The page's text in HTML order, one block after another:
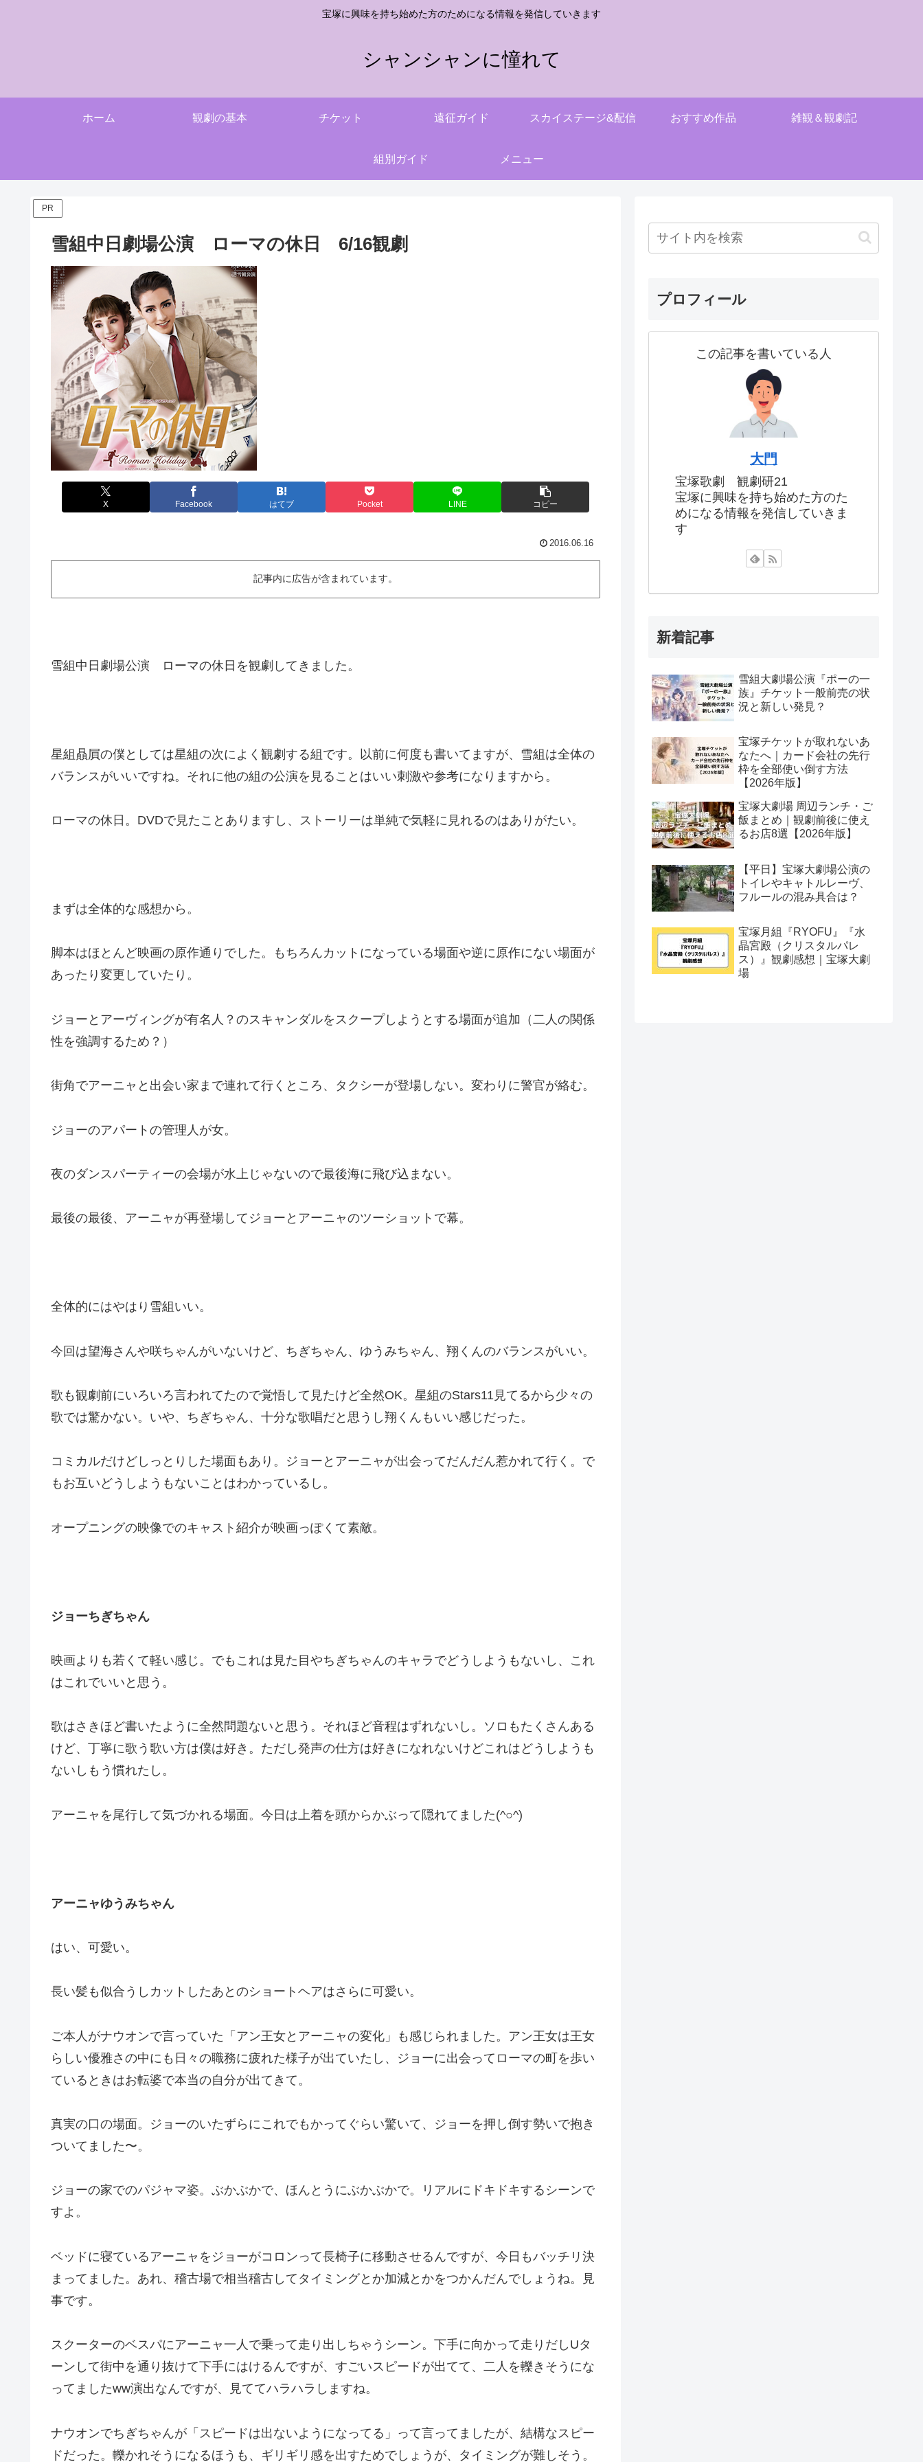
宝塚に興味を持ち始めた方のためになる情報を発信していきます
シャンシャンに憧れて
ホーム 観劇の基本 チケット 遠征ガイド スカイステージ&配信 おすすめ作品 雑観＆観劇記
組別ガイド メニュー
PR
雪組中日劇場公演 ローマの休日 6/16観劇
X Facebook はてブ Pocket LINE コピー
2016.06.16
記事内に広告が含まれています。
雪組中日劇場公演 ローマの休日を観劇してきました。
星組贔屓の僕としては星組の次によく観劇する組です。以前に何度も書いてますが、雪組は全体の
バランスがいいですね。それに他の組の公演を見ることはいい刺激や参考になりますから。
ローマの休日。DVDで見たことありますし、ストーリーは単純で気軽に見れるのはありがたい。
まずは全体的な感想から。
脚本はほとんど映画の原作通りでした。もちろんカットになっている場面や逆に原作にない場面が
あったり変更していたり。
ジョーとアーヴィングが有名人？のスキャンダルをスクープしようとする場面が追加（二人の関係
性を強調するため？）
街角でアーニャと出会い家まで連れて行くところ、タクシーが登場しない。変わりに警官が絡む。
ジョーのアパートの管理人が女。
夜のダンスパーティーの会場が水上じゃないので最後海に飛び込まない。
最後の最後、アーニャが再登場してジョーとアーニャのツーショットで幕。
全体的にはやはり雪組いい。
今回は望海さんや咲ちゃんがいないけど、ちぎちゃん、ゆうみちゃん、翔くんのバランスがいい。
歌も観劇前にいろいろ言われてたので覚悟して見たけど全然OK。星組のStars11見てるから少々の
歌では驚かない。いや、ちぎちゃん、十分な歌唱だと思うし翔くんもいい感じだった。
コミカルだけどしっとりした場面もあり。ジョーとアーニャが出会ってだんだん惹かれて行く。で
もお互いどうしようもないことはわかっているし。
オープニングの映像でのキャスト紹介が映画っぽくて素敵。
ジョーちぎちゃん
映画よりも若くて軽い感じ。でもこれは見た目やちぎちゃんのキャラでどうしようもないし、これ
はこれでいいと思う。
歌はさきほど書いたように全然問題ないと思う。それほど音程はずれないし。ソロもたくさんある
けど、丁寧に歌う歌い方は僕は好き。ただし発声の仕方は好きになれないけどこれはどうしようも
ないしもう慣れたし。
アーニャを尾行して気づかれる場面。今日は上着を頭からかぶって隠れてました(^○^)
アーニャゆうみちゃん
はい、可愛い。
長い髪も似合うしカットしたあとのショートヘアはさらに可愛い。
ご本人がナウオンで言っていた「アン王女とアーニャの変化」も感じられました。アン王女は王女
らしい優雅さの中にも日々の職務に疲れた様子が出ていたし、ジョーに出会ってローマの町を歩い
ているときはお転婆で本当の自分が出てきて。
真実の口の場面。ジョーのいたずらにこれでもかってぐらい驚いて、ジョーを押し倒す勢いで抱き
ついてました〜。
ジョーの家でのパジャマ姿。ぶかぶかで、ほんとうにぶかぶかで。リアルにドキドキするシーンで
すよ。
ベッドに寝ているアーニャをジョーがコロンって長椅子に移動させるんですが、今日もバッチリ決
まってました。あれ、稽古場で相当稽古してタイミングとか加減とかをつかんだんでしょうね。見
事です。
スクーターのベスパにアーニャ一人で乗って走り出しちゃうシーン。下手に向かって走りだしUタ
ーンして街中を通り抜けて下手にはけるんですが、すごいスピードが出てて、二人を轢きそうにな
ってましたww演出なんですが、見ててハラハラしますね。
ナウオンでちぎちゃんが「スピードは出ないようになってる」って言ってましたが、結構なスピー
ドだった。轢かれそうになるほうも、ギリギリ感を出すためでしょうが、タイミングが難しそう。
プロフィール
この記事を書いている人
大門
宝塚歌劇 観劇研21
宝塚に興味を持ち始めた方のた
めになる情報を発信していきま
す
新着記事
雪組大劇場公演『ポーの一
族』チケット一般前売の状
況と新しい発見？
宝塚チケットが取れないあ
なたへ｜カード会社の先行
枠を全部使い倒す方法
【2026年版】
宝塚大劇場 周辺ランチ・ご
飯まとめ｜観劇前後に使え
るお店8選【2026年版】
【平日】宝塚大劇場公演の
トイレやキャトルレーヴ、
フルールの混み具合は？
宝塚月組『RYOFU』『水
晶宮殿（クリスタルパレ
ス）』観劇感想｜宝塚大劇
場